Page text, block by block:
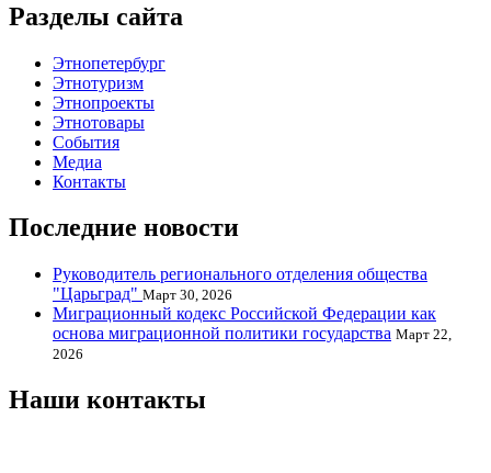
Разделы сайта
Этнопетербург
Этнотуризм
Этнопроекты
Этнотовары
События
Медиа
Контакты
Последние новости
Руководитель регионального отделения общества
"Царьград" Март 30, 2026
Миграционный кодекс Российской Федерации как
основа миграционной политики государства Март 22,
2026
Наши контакты